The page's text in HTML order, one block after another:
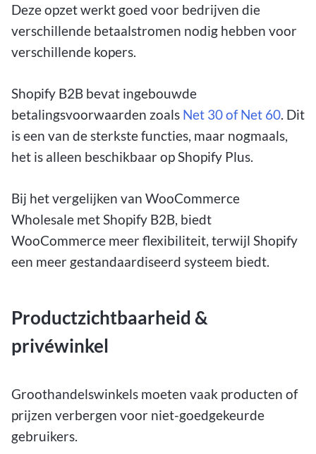
Deze opzet werkt goed voor bedrijven die
verschillende betaalstromen nodig hebben voor
verschillende kopers.
Shopify B2B bevat ingebouwde
betalingsvoorwaarden zoals Net 30 of Net 60. Dit
is een van de sterkste functies, maar nogmaals,
het is alleen beschikbaar op Shopify Plus.
Bij het vergelijken van WooCommerce
Wholesale met Shopify B2B, biedt
WooCommerce meer flexibiliteit, terwijl Shopify
een meer gestandaardiseerd systeem biedt.
Productzichtbaarheid &
privéwinkel
Groothandelswinkels moeten vaak producten of
prijzen verbergen voor niet-goedgekeurde
gebruikers.